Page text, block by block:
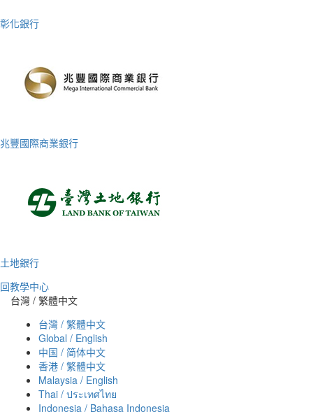
彰化銀行
兆豐國際商業銀行
土地銀行
回教學中心
台灣 / 繁體中文
台灣 / 繁體中文
Global / English
中国 / 简体中文
香港 / 繁體中文
Malaysia / English
Thai / ประเทศไทย
Indonesia / Bahasa Indonesia